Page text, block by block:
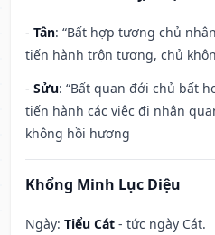
- Tân: “Bất hợp tương chủ
tiến hành trộn tương, chủ
- Sửu: “Bất quan đới chủ bất
tiến hành các việc đi nhận
không hồi hương
Khổng Minh Lục Diệu
Ngày: Tiểu Cát - tức ngày Cát.